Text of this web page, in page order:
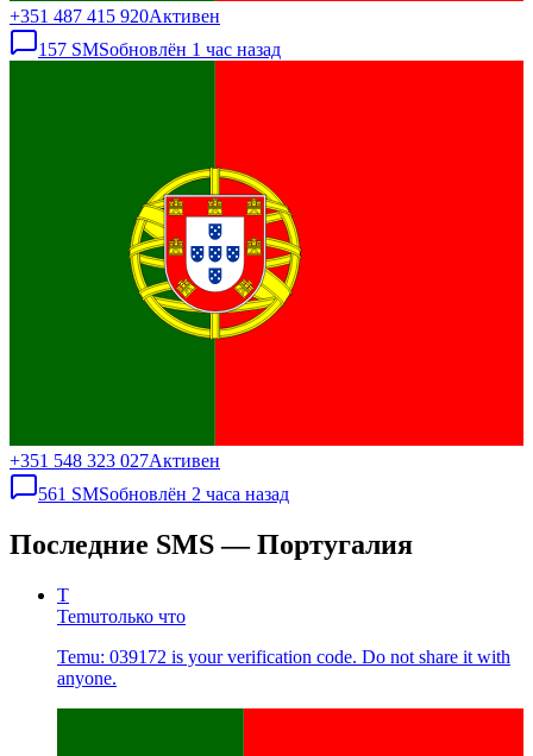
+351 487 415 920Активен
157 SMSобновлён 1 час назад
+351 548 323 027Активен
561 SMSобновлён 2 часа назад
Последние SMS — Португалия
T
Temuтолько что
Temu: 039172 is your verification code. Do not share it with
anyone.